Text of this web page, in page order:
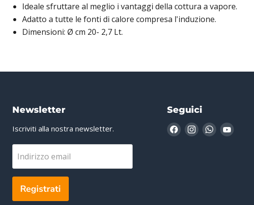
Ideale sfruttare al meglio i vantaggi della cottura a vapore.
Adatto a tutte le fonti di calore compresa l'induzione.
Dimensioni: Ø cm 20- 2,7 Lt.
Newsletter
Iscriviti alla nostra newsletter.
Indirizzo email
Registrati
Seguici
TrovaciTrovaciTrovaciTrovaci